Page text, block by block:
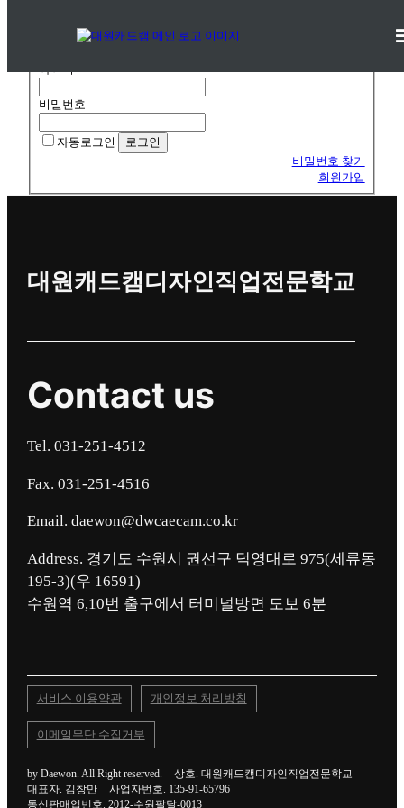
비밀번호
자동로그인
비밀번호 찾기
회원가입
대원캐드캠디자인직업전문학교
Contact us
Tel. 031-251-4512
Fax. 031-251-4516
Email. daewon@dwcaecam.co.kr
Address. 경기도 수원시 권선구 덕영대로 975(세류동
195-3)(우 16591)
서비스 이용약관 개인정보 처리방침
이메일무단 수집거부
by Daewon. All Right reserved.
상호. 대원캐드캠디자인직업전문학교
대표자. 김창만
사업자번호. 135-91-65796
통신판매업번호. 2012-수원팔달-0013